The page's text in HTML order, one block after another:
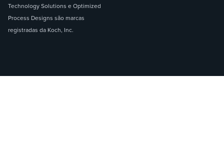
Technology Solutions e Optimized
Process Designs são marcas
registradas da Koch, Inc.